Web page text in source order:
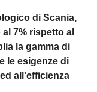
di Scania,
7% rispetto al
la gamma di
le esigenze di
all'efficienza